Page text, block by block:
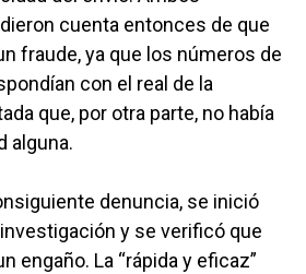
cuenta entonces de que
fraude, ya que los números de
con el real de la
que, por otra parte, no había
alguna.
denuncia, se inició
y se verificó que
engaño. La “rápida y eficaz”